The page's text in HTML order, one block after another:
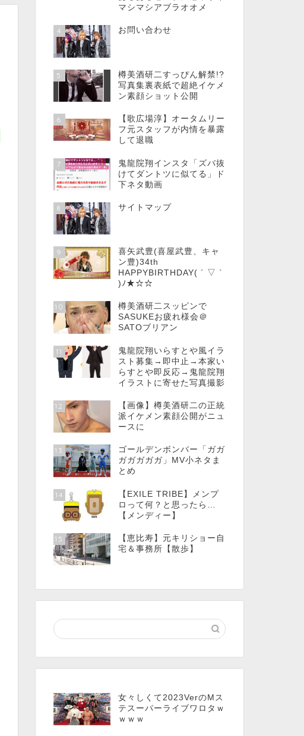
マシマシアブラオオメ
4 お問い合わせ
5
樽美酒研二すっぴん解禁!?
写真集裏表紙で超絶イケメ
ン素顔ショット公開
6
【歌広場淳】オータムリー
フ元スタッフが内情を暴露
して退職
7
鬼龍院翔インスタ「ズバ抜
けてダントツに似てる」ド
下ネタ動画
8 サイトマップ
9
喜矢武豊(喜屋武豊、キャ
ン豊)34th
HAPPYBIRTHDAY( ´ ▽ `
)ﾉ★☆☆
10
樽美酒研二スッピンで
SASUKEお疲れ様会＠
SATOブリアン
11
鬼龍院翔いらすとや風イラ
スト募集→即中止→本家い
らすとや即反応→鬼龍院翔
イラストに寄せた写真撮影
12
【画像】樽美酒研二の正統
派イケメン素顔公開がニュ
ースに
13
ゴールデンボンバー「ガガ
ガガガガガ」MV小ネタま
とめ
14
【EXILE TRIBE】メンプ
ロって何？と思ったら…
【メンディー】
15
【恵比寿】元キリショー自
宅＆事務所【散歩】
女々しくて2023VerのMス
テスーパーライブワロタｗ
ｗｗｗ